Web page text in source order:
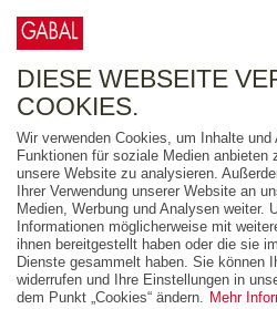
FREITEXT
AUSGABEART
AUS DER REIHE
ZUM THEMA
DIESE WEBSEITE
COOKIES.
Wir verwenden Cookies, um Inhalte
Funktionen für soziale Medien anbieten
unsere Website zu analysieren.
Ihrer Verwendung unserer Website an
Medien, Werbung und Analysen weiter.
Informationen möglicherweise mit
ihnen bereitgestellt haben oder die sie
Dienste gesammelt haben. Sie können
widerrufen und Ihre Einstellungen in
dem Punkt „Cookies“ ändern. Mehr